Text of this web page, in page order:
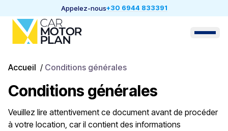
Appelez-nous+30 6944 833391
Accueil / Conditions générales
Conditions générales
Veuillez lire attentivement ce document avant de procéder
à votre location, car il contient des informations